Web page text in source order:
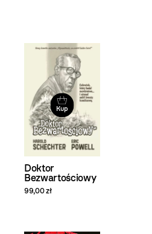
Kup
Doktor
Bezwartościowy
99,00 zł